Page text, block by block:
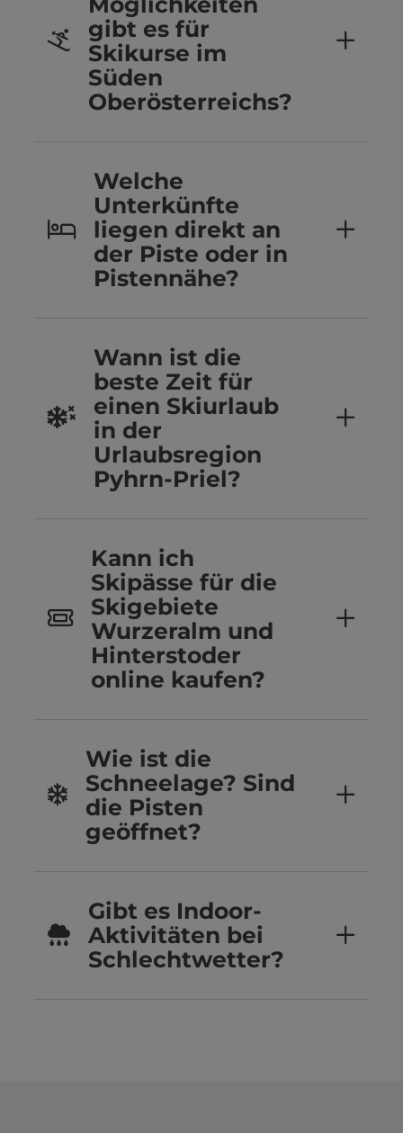
gibt es für
Skikurse im
Süden
Oberösterreichs?
Welche
Unterkünfte
liegen direkt an
der Piste oder in
Pistennähe?
Wann ist die
beste Zeit für
einen Skiurlaub
in der
Urlaubsregion
Pyhrn-Priel?
Kann ich
Skipässe für die
Skigebiete
Wurzeralm und
Hinterstoder
online kaufen?
Wie ist die
Schneelage? Sind
die Pisten
geöffnet?
Gibt es Indoor-
Aktivitäten bei
Schlechtwetter?